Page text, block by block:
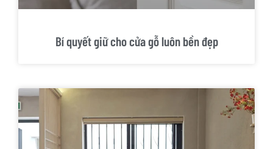
Bí quyết giữ cho cửa gỗ luôn bền đẹp